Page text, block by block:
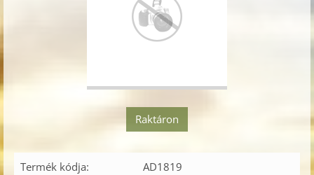
Raktáron
Termék kódja: AD1819